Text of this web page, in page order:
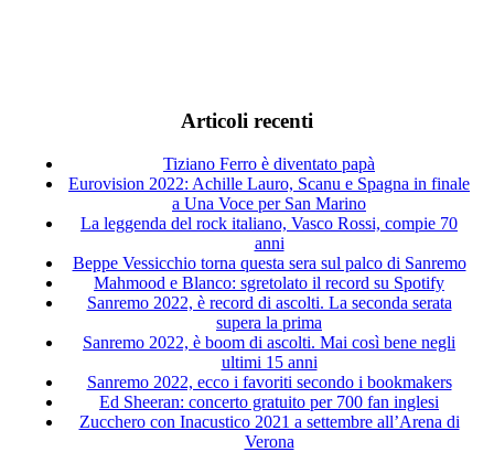
Articoli recenti
Tiziano Ferro è diventato papà
Eurovision 2022: Achille Lauro, Scanu e Spagna in finale
a Una Voce per San Marino
La leggenda del rock italiano, Vasco Rossi, compie 70
anni
Beppe Vessicchio torna questa sera sul palco di Sanremo
Mahmood e Blanco: sgretolato il record su Spotify
Sanremo 2022, è record di ascolti. La seconda serata
supera la prima
Sanremo 2022, è boom di ascolti. Mai così bene negli
ultimi 15 anni
Sanremo 2022, ecco i favoriti secondo i bookmakers
Ed Sheeran: concerto gratuito per 700 fan inglesi
Zucchero con Inacustico 2021 a settembre all’Arena di
Verona